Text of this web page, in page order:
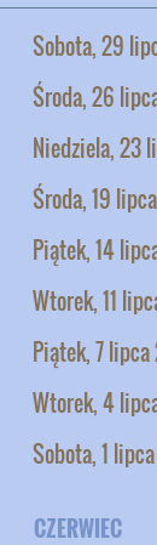
Sobota, 29
Środa, 26
Niedziela, 23
Środa, 19
Piątek, 14
Wtorek, 11
Piątek, 7 lipca
Wtorek, 4
Sobota, 1
CZERWIEC